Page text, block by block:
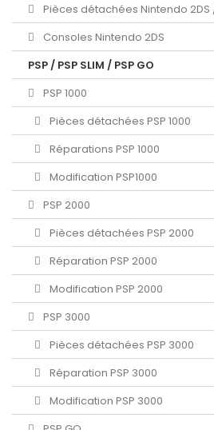
Pièces détachées Nintendo 2DS
Consoles Nintendo 2DS
PSP / PSP SLIM / PSP GO
PSP 1000
Pièces détachées PSP 1000
Réparations PSP 1000
Modification PSP1000
PSP 2000
Pièces détachées PSP 2000
Réparation PSP 2000
Modification PSP 2000
PSP 3000
Pièces détachées PSP 3000
Réparation PSP 3000
Modification PSP 3000